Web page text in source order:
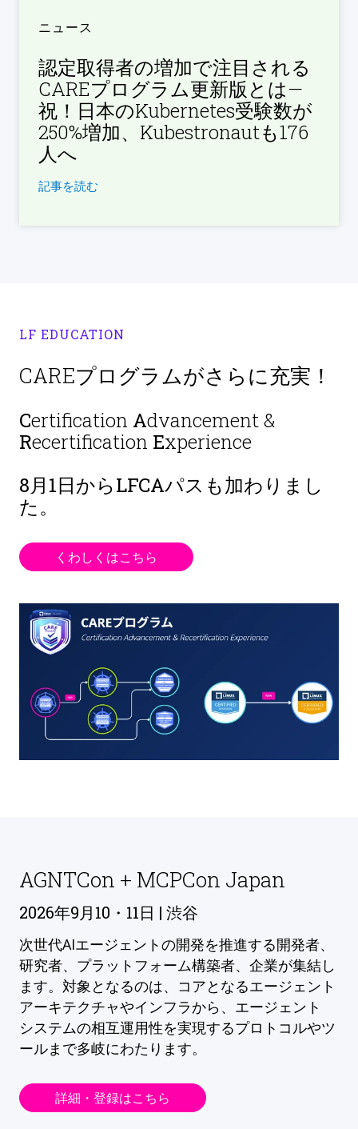
ニュース
認定取得者の増加で注目される
CAREプログラム更新版とは—
祝！日本のKubernetes受験数が
250%増加、Kubestronautも176
人へ
記事を読む
LF EDUCATION
CAREプログラムがさらに充実！
Certification Advancement &
Recertification Experience
8月1日からLFCAパスも加わりまし
た。
くわしくはこちら
AGNTCon + MCPCon Japan
2026年9月10・11日 | 渋谷
次世代AIエージェントの開発を推進する開発者、
研究者、プラットフォーム構築者、企業が集結し
ます。対象となるのは、コアとなるエージェント
アーキテクチャやインフラから、エージェント
システムの相互運用性を実現するプロトコルやツ
ールまで多岐にわたります。
詳細・登録はこちら